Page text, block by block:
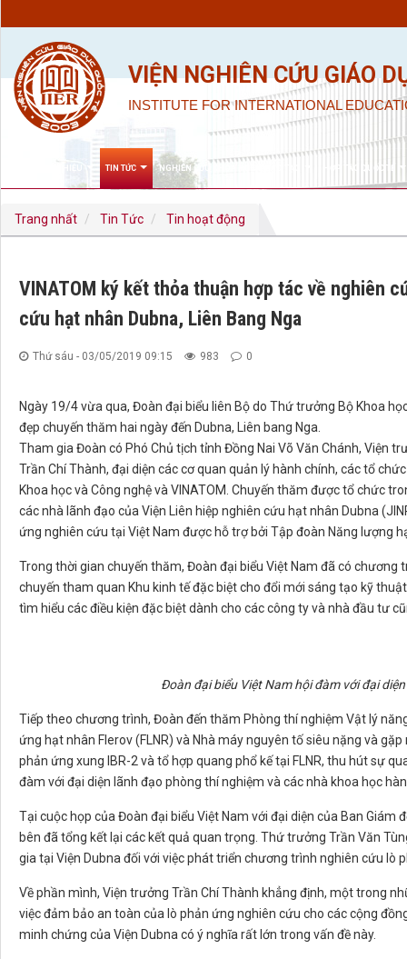
VIỆN NGHIÊN CỨU GIÁO
INSTITUTE FOR INTERNATIONAL
TIN TỨC NGHIÊN CỨU KHOA HỌC & ĐÀO TẠO HỢP TÁC QUỐC TẾ
Trang nhất Tin Tức Tin hoạt động
VINATOM ký kết thỏa thuận hợp tác về nghiên
cứu hạt nhân Dubna, Liên Bang Nga
Thứ sáu - 03/05/2019 09:15 983 0
Ngày 19/4 vừa qua, Đoàn đại biểu liên Bộ do Thứ trưởng Bộ Khoa
đẹp chuyến thăm hai ngày đến Dubna, Liên bang Nga.
Tham gia Đoàn có Phó Chủ tịch tỉnh Đồng Nai Võ Văn Chánh, Viện
Trần Chí Thành, đại diện các cơ quan quản lý hành chính, các tổ
Khoa học và Công nghệ và VINATOM. Chuyến thăm được tổ chức
các nhà lãnh đạo của Viện Liên hiệp nghiên cứu hạt nhân Dubna
ứng nghiên cứu tại Việt Nam được hỗ trợ bởi Tập đoàn Năng lượng
Trong thời gian chuyến thăm, Đoàn đại biểu Việt Nam đã có
chuyến tham quan Khu kinh tế đặc biệt cho đổi mới sáng tạo kỹ
tìm hiểu các điều kiện đặc biệt dành cho các công ty và nhà đầu tư
Đoàn đại biểu Việt Nam hội đàm với đại
Tiếp theo chương trình, Đoàn đến thăm Phòng thí nghiệm Vật lý
ứng hạt nhân Flerov (FLNR) và Nhà máy nguyên tố siêu nặng và
phản ứng xung IBR-2 và tổ hợp quang phổ kế tại FLNR, thu hút sự
đàm với đại diện lãnh đạo phòng thí nghiệm và các nhà khoa học
Tại cuộc họp của Đoàn đại biểu Việt Nam với đại diện của Ban Giám
bên đã tổng kết lại các kết quả quan trọng. Thứ trưởng Trần Văn
gia tại Viện Dubna đối với việc phát triển chương trình nghiên cứu lò
Về phần mình, Viện trưởng Trần Chí Thành khẳng định, một trong
việc đảm bảo an toàn của lò phản ứng nghiên cứu cho các cộng
minh chứng của Viện Dubna có ý nghĩa rất lớn trong vấn đề này.